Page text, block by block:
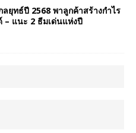
ยุทธ์ปี 2568 พาลูกค้าสร้างกำไร
– แนะ 2 ธีมเด่นแห่งปี